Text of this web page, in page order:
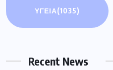
ΥΓΕΙΑ(1035)
Recent News